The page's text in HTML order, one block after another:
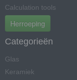
Calculation tools
Herroeping
Categorieën
Glas
Keramiek